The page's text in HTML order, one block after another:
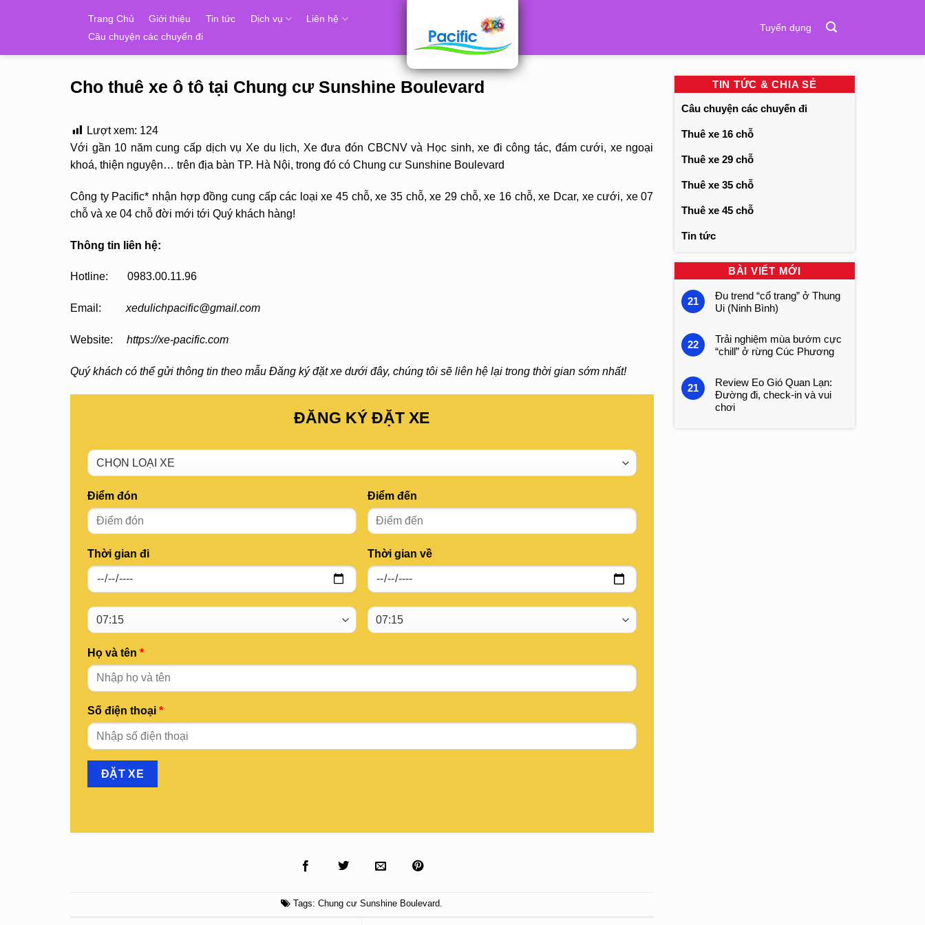
Trang Chủ Giới thiệu Tin tức Dịch vụ
Liên hệ
Câu chuyện các chuyến đi
Tuyển dụng
Cho thuê xe ô tô tại Chung cư Sunshine Boulevard
Lượt xem: 124
Với gần 10 năm cung cấp dịch vụ Xe du lịch, Xe đưa đón CBCNV và Học sinh, xe đi công tác, đám cưới, xe ngoại
khoá, thiện nguyện… trên địa bàn TP. Hà Nội, trong đó có Chung cư Sunshine Boulevard
Công ty Pacific* nhận hợp đồng cung cấp các loại xe 45 chỗ, xe 35 chỗ, xe 29 chỗ, xe 16 chỗ, xe Dcar, xe cưới, xe 07
chỗ và xe 04 chỗ đời mới tới Quý khách hàng!
Thông tin liên hệ:
Hotline: 0983.00.11.96
Email: xedulichpacific@gmail.com
Website: https://xe-pacific.com
Quý khách có thể gửi thông tin theo mẫu Đăng ký đặt xe dưới đây, chúng tôi sẽ liên hệ lại trong thời gian sớm nhất!
ĐĂNG KÝ ĐẶT XE
Điểm đón
Thời gian đi
Điểm đến
Thời gian về
Họ và tên *
Số điện thoại *
Tags:Chung cư Sunshine Boulevard.
TIN TỨC & CHIA SẺ
Câu chuyện các chuyến đi
Thuê xe 16 chỗ
Thuê xe 29 chỗ
Thuê xe 35 chỗ
Thuê xe 45 chỗ
Tin tức
BÀI VIẾT MỚI
21
Đu trend “cổ trang” ở Thung
Ui (Ninh Bình)
22
Trải nghiệm mùa bướm cực
“chill” ở rừng Cúc Phương
21
Review Eo Gió Quan Lạn:
Đường đi, check-in và vui
chơi